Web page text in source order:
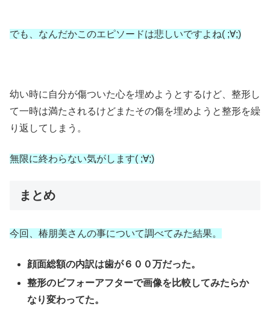
でも、なんだかこのエピソードは悲しいですよね( ;∀;)
幼い時に自分が傷ついた心を埋めようとするけど、整形し
て一時は満たされるけどまたその傷を埋めようと整形を繰
り返してしまう。
無限に終わらない気がします( ;∀;)
まとめ
今回、椿朋美さんの事について調べてみた結果。
顔面総額の内訳は歯が６００万だった。
整形のビフォーアフターで画像を比較してみたらか
なり変わってた。